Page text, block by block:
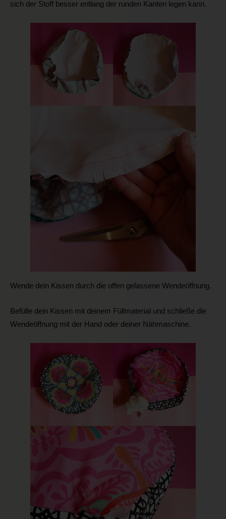
sich der Stoff besser entlang der runden Kanten legen kann.
Wende dein Kissen durch die offen gelassene Wendeöffnung.
Befülle dein Kissen mit deinem Füllmaterial und schließe die
Wendeöffnung mit der Hand oder deiner Nähmaschine.